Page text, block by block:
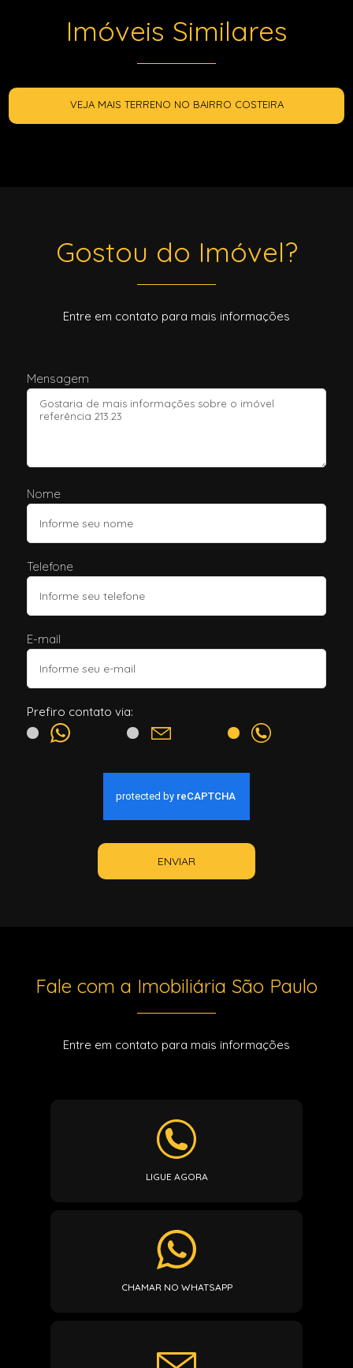
Imóveis Similares
VEJA MAIS TERRENO NO BAIRRO COSTEIRA
Gostou do Imóvel?
Entre em contato para mais informações
Mensagem
Nome
Telefone
E-mail
Prefiro contato via:
ENVIAR
Fale com a Imobiliária São Paulo
Entre em contato para mais informações
LIGUE AGORA
CHAMAR NO WHATSAPP